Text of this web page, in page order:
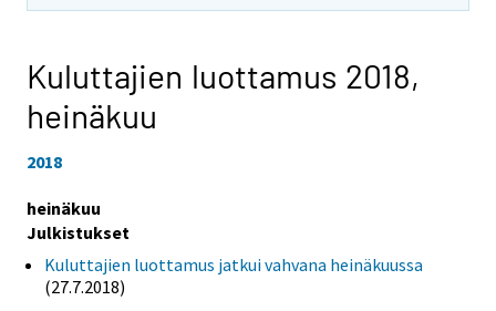
Kuluttajien luottamus 2018,
heinäkuu
2018
heinäkuu
Julkistukset
Kuluttajien luottamus jatkui vahvana heinäkuussa
(27.7.2018)